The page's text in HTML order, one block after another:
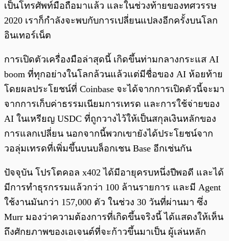
เป็นโทรศัพท์มือถือมาแล้ว และในช่วงท้ายของทศวรรษ
2020 เราก็กำลังจะพบกับการเปลี่ยนแปลงอีกครั้งบนโลก
อินเทอร์เน็ต
การเปิดตัวเครื่องมือล่าสุดนี้ เกิดขึ้นท่ามกลางกระแส AI
boom ที่ทุกอย่างในโลกล้วนแล้วแต่มีชื่อของ AI ห้อยท้าย
โดยผลประโยชน์ที่ Coinbase จะได้จากการเปิดตัวนี้จะมา
จากการเก็บค่าธรรมเนียมการเทรด และการใช้จ่ายของ
AI ในเหรียญ USDC ที่ถูกวางไว้ให้เป็นสกุลเงินหลักของ
การแลกเปลี่ยน นอกจากนี้พวกเขายังได้ประโยชน์จาก
วอลุ่มเทรดที่เพิ่มขึ้นบนบล็อกเชน Base อีกเช่นกัน
ปัจจุบัน โปรโตคอล x402 ได้มีอายุครบหนึ่งปีพอดี และได้
มีการทำธุรกรรมแล้วกว่า 100 ล้านรายการ และมี Agent
ใช้งานมันกว่า 157,000 ตัว ในช่วง 30 วันที่ผ่านมา ซึ่ง
Murr มองว่าความต้องการที่เกิดขึ้นจริงนี้ ได้แสดงให้เห็น
ถึงศักยภาพของเอเจนต์ที่จะก้าวขึ้นมาเป็น ผู้เล่นหลัก